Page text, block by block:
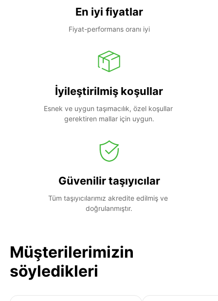
En iyi fiyatlar
Fiyat-performans oranı iyi
İyileştirilmiş koşullar
Esnek ve uygun taşımacılık, özel koşullar
gerektiren mallar için uygun.
Güvenilir taşıyıcılar
Tüm taşıyıcılarımız akredite edilmiş ve
doğrulanmıştır.
Müşterilerimizin
söyledikleri